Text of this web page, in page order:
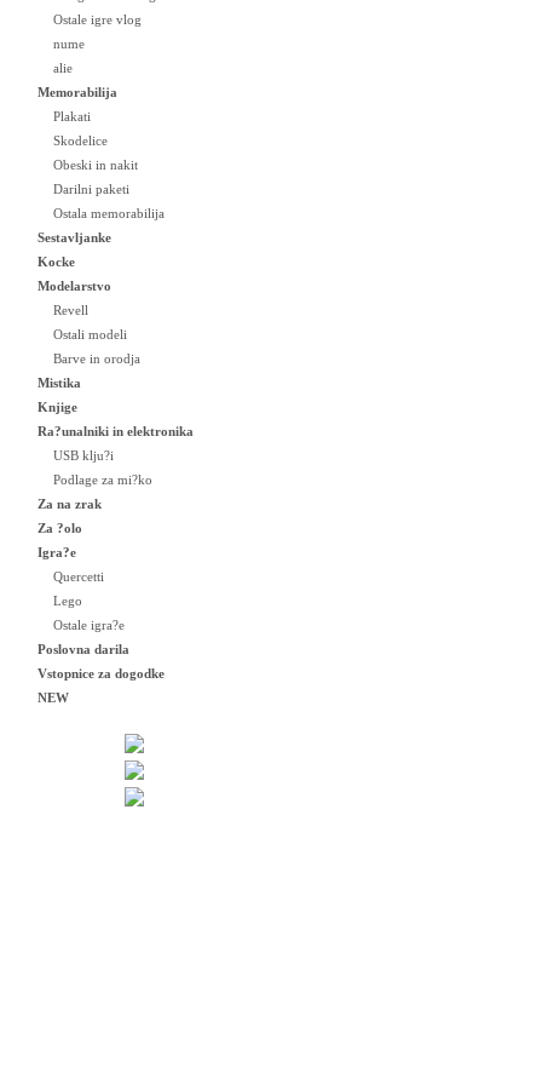
Ostale igre vlog
nume
alie
Memorabilija
Plakati
Skodelice
Obeski in nakit
Darilni paketi
Ostala memorabilija
Sestavljanke
Kocke
Modelarstvo
Revell
Ostali modeli
Barve in orodja
Mistika
Knjige
Ra?unalniki in elektronika
USB klju?i
Podlage za mi?ko
Za na zrak
Za ?olo
Igra?e
Quercetti
Lego
Ostale igra?e
Poslovna darila
Vstopnice za dogodke
NEW